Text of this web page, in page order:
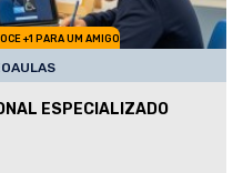
+1 PARA UM AMIGO
ESPECIALIZADO